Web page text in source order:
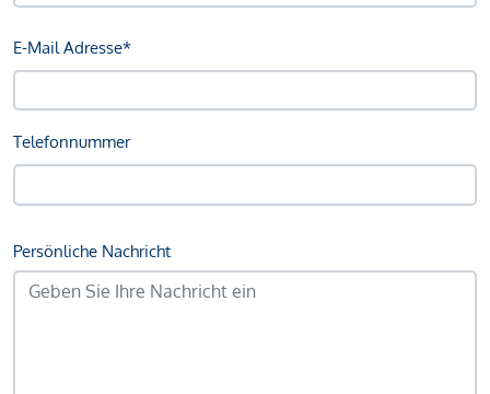
E-Mail Adresse*
Telefonnummer
Persönliche Nachricht